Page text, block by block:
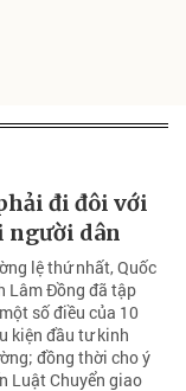
đi đôi với
người dân
lệ thứ nhất, Quốc
Lâm Đồng đã tập
số điều của 10
kiện đầu tư kinh
đồng thời cho ý
Luật Chuyển giao